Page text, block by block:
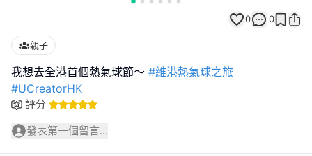
0 0
親子
我想去全港首個熱氣球節～ #維港熱氣球之旅
#UCreatorHK
評分
發表第一個留言...